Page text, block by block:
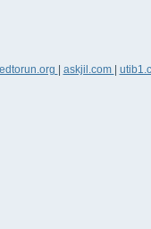
askjil.com